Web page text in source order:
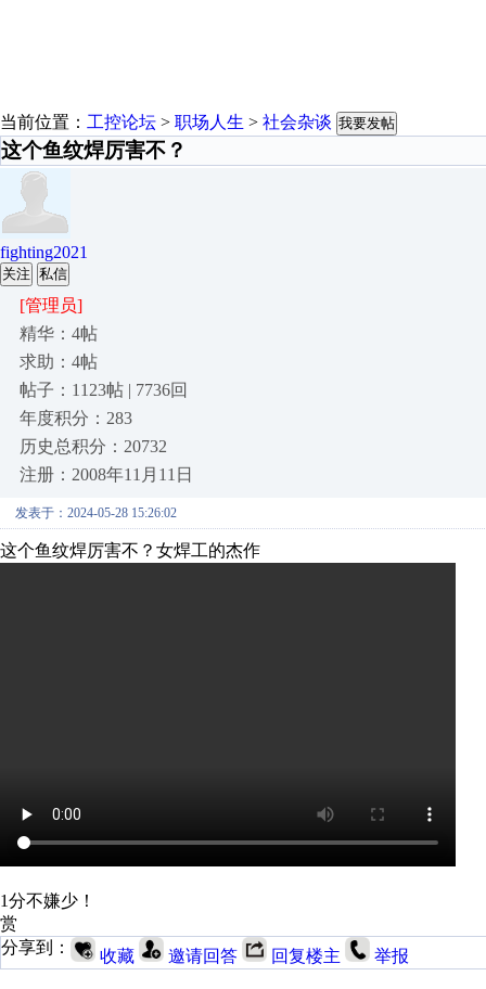
当前位置： 工控论坛 > 职场人生 > 社会杂谈 我要发帖
这个鱼纹焊厉害不？
fighting2021
关注 私信
[管理员]
精华：4帖
求助：4帖
帖子：1123帖 | 7736回
年度积分：283
历史总积分：20732
注册：2008年11月11日
发表于：2024-05-28 15:26:02
这个鱼纹焊厉害不？女焊工的杰作
1分不嫌少！
赏
分享到：
收藏 邀请回答 回复楼主 举报